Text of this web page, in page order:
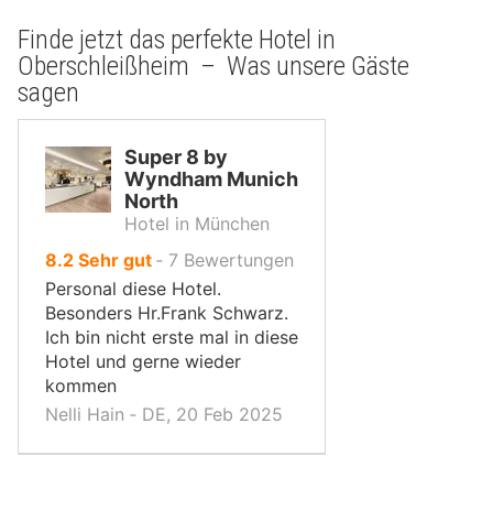
Finde jetzt das perfekte Hotel in
Oberschleißheim – Was unsere Gäste
sagen
Super 8 by
Wyndham Munich
North
Hotel in München
8.2 von
10,
Sehr gut ‐ 7 Bewertungen
Personal diese Hotel.
Besonders Hr.Frank Schwarz.
Ich bin nicht erste mal in diese
Hotel und gerne wieder
kommen
Nelli Hain ‐ DE, 20 Feb 2025